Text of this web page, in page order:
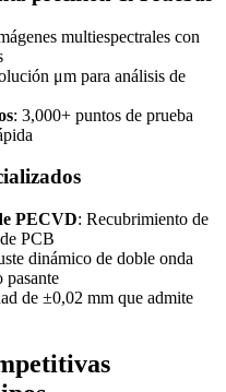
multiespectrales con
μm para análisis de
: 3,000+ puntos de prueba
PECVD: Recubrimiento de
PCB
dinámico de doble onda
de ±0,02 mm que admite